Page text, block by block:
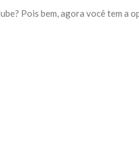
Pois bem, agora você tem a